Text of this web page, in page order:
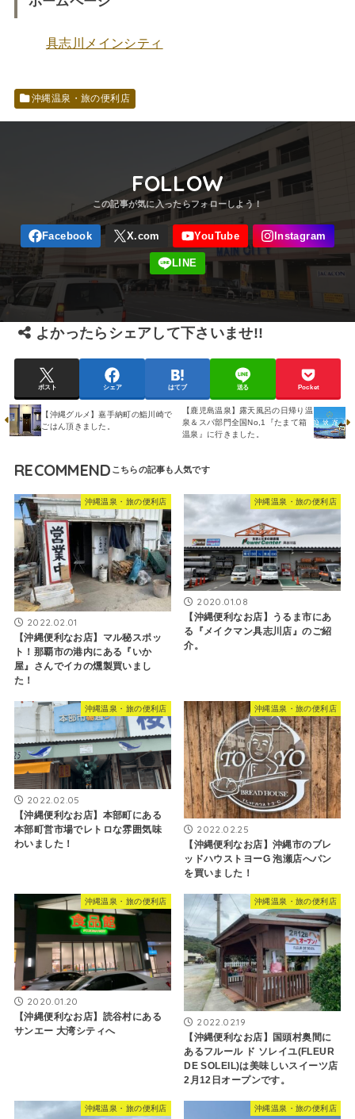
具志川メインシティ
沖縄温泉・旅の便利店
FOLLOW
よかったらシェアして下さいませ!!
ポスト シェア はてブ 送る Pocket
【沖縄グルメ】嘉手納町の鮨川崎で
ごはん頂きました。
【鹿児島温泉】露天風呂の日帰り温
泉＆スパ部門全国No,1『たまて箱
温泉』に行きました。
RECOMMEND
沖縄温泉・旅の便利店
2022.02.01
【沖縄便利なお店】マル秘スポッ
ト！那覇市の港内にある『いか
屋』さんでイカの燻製買いまし
た！
沖縄温泉・旅の便利店
2020.01.08
【沖縄便利なお店】うるま市にあ
る『メイクマン具志川店』のご紹
介。
沖縄温泉・旅の便利店
2022.02.05
【沖縄便利なお店】本部町にある
本部町営市場でレトロな雰囲気味
わいました！
沖縄温泉・旅の便利店
2022.02.25
【沖縄便利なお店】沖縄市のブレ
ッドハウストヨーG 泡瀬店へパン
を買いました！
沖縄温泉・旅の便利店
2020.01.20
【沖縄便利なお店】読谷村にある
サンエー 大湾シティへ
沖縄温泉・旅の便利店
2022.02.19
【沖縄便利なお店】国頭村奥間に
あるフルール ド ソレイユ(FLEUR
DE SOLEIL)は美味しいスイーツ店
2月12日オープンです。
沖縄温泉・旅の便利店 沖縄温泉・旅の便利店